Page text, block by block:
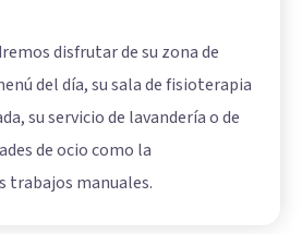
disfrutar de su zona de
del día, su sala de fisioterapia
su servicio de lavandería o de
de ocio como la
trabajos manuales.